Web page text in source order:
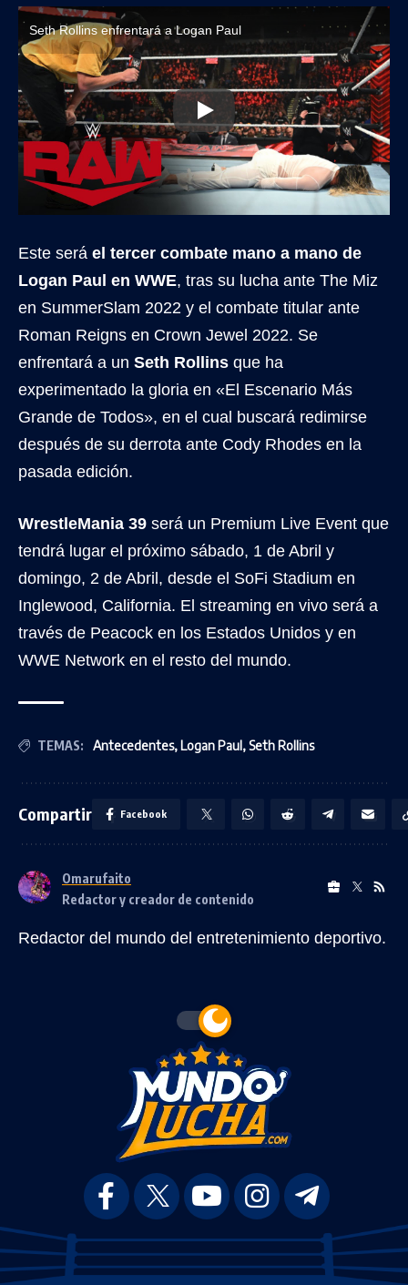
Seth Rollins enfrentará a Logan Paul
Este será el tercer combate mano a mano de
Logan Paul en WWE, tras su lucha ante The Miz
en SummerSlam 2022 y el combate titular ante
Roman Reigns en Crown Jewel 2022. Se
enfrentará a un Seth Rollins que ha
experimentado la gloria en «El Escenario Más
Grande de Todos», en el cual buscará redimirse
después de su derrota ante Cody Rhodes en la
pasada edición.
WrestleMania 39 será un Premium Live Event que
tendrá lugar el próximo sábado, 1 de Abril y
domingo, 2 de Abril, desde el SoFi Stadium en
Inglewood, California. El streaming en vivo será a
través de Peacock en los Estados Unidos y en
WWE Network en el resto del mundo.
TEMAS: Antecedentes, Logan Paul,Seth Rollins
Compartir Facebook
Omarufaito
Redactor y creador de contenido
Redactor del mundo del entretenimiento deportivo.